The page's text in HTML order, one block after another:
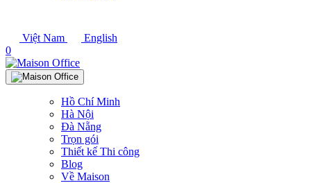
Việt Nam
English
0
Hồ Chí Minh
Hà Nội
Đà Nẵng
Trọn gói
Thiết kế Thi công
Blog
Về Maison